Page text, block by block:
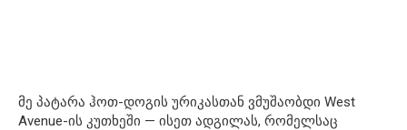
მე პატარა ჰოთ-დოგის ურიკასთან ვმუშაობდი West
Avenue-ის კუთხეში — ისეთ ადგილას, რომელსაც